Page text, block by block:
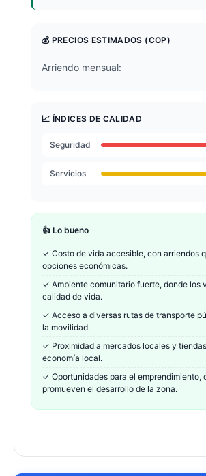
💰 PRECIOS ESTIMADOS (COP)
Arriendo mensual:
📈 ÍNDICES DE CALIDAD
Seguridad
Servicios
👍 Lo bueno
✓ Costo de vida accesible, con arriendos
opciones económicas.
✓ Ambiente comunitario fuerte, donde los
calidad de vida.
✓ Acceso a diversas rutas de transporte
la movilidad.
✓ Proximidad a mercados locales y
economía local.
✓ Oportunidades para el
promueven el desarrollo de la zona.